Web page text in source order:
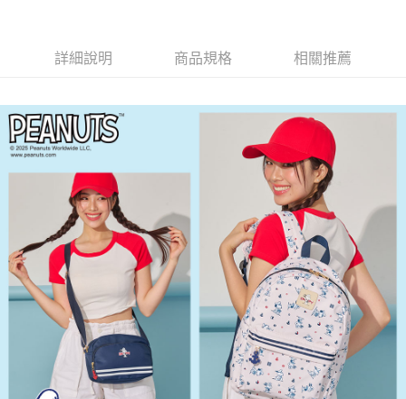
1.本服務由台灣大哥大提供，台灣大哥大用戶可立即使用無須另外申請。
2.付款方式選擇「大哥付你分期」，訂單成立後會自動跳轉到大哥付的交易
3.實際核准額度、可分期數及費用金額請依後續交易確認頁面所載為準。
4.訂單成立30分鐘內，如未前往確認交易或遇審核未通過，訂單將自動取
消。如遇「轉專審核」未通過狀況，表示未達大哥付你分期系統評分，恕無
【繳款方式說明】
1.分期款項不併入電信帳單，「大哥付你分期」於每月結算日後寄送繳費提
2.透過簡訊連結打開帳單後，可選擇「超商條碼／台灣大直營門市／銀行轉
帳／街口支付／iPASS MONEY」等通路繳費。
【注意事項】
1.本服務係由「台灣大哥大股份有限公司」（以下簡稱本公司）所提供，讓
用戶於交易時，得透過本服務購買商品或服務，並由商店將買賣／分期付款
買賣價金債權讓與本公司後，依約使用本公司帳單繳交帳款。
2.基於同意付款使用「大哥付你分期」之契約關係目的，商店將以您的個人
資料（包含姓名、電話或地址）提供予台灣大哥大進項蒐集、處理及利用，
由本公司與您本人進行分期帳單所需資料之確認、核對及更正。
3.完整用戶服務條款，請詳閱以下連結：
https://oppay.tw/userRule
相關說明
AFTEE先享後付是「在收到商品之後才付款」的支付方式。 讓您購物簡單
便利好安心！
１．簡單：不需註冊會員、不需綁卡、不需儲值。
２．便利：只要手機號碼，簡訊認證，即可結帳。
３．安心：先確認商品／服務後，再付款。
【「AFTEE先享後付」結帳流程】
１．於結帳方式選擇「AFTEE先享後付」後，將跳轉至「AFTEE先享後付」
結帳頁面，進行簡訊認證並確認金額後，即可完成結帳。
２．訂單成立數日內，您將收到繳費通知簡訊。
３．收到繳費通知簡訊後14天內，點擊此簡訊中的連結，可透過四大超商／
ATM／網路銀行／等多元方式進行付款，方視為交易完成。
※ 請注意：結帳手續完成當下不需立刻繳費，但若您需要取消訂單，請聯絡
購買商品的店家。未經商家同意取消之訂單仍視為有效，需透過AFTEE先享
後付繳納相關費用。
※ 交易是否成功請以「AFTEE先享後付 」之結帳頁面顯示為準，若有關於
是否繳費成功／繳費後需取消欲退款等相關疑問，請聯繫「AFTEE先享後付
客戶支援中心」https://netprotections.freshdesk.com/support/home
ATM付款
運送方式
宅配
每筆NT$80，滿NT$1,000(含以上)免運費
外島宅配
每筆NT$200
(預購)宅配
每筆NT$80，滿NT$1,000(含以上)免運費
詳細說明 商品規格 相關推薦